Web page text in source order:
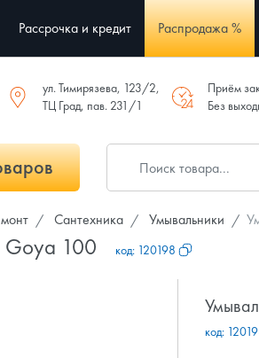
Рассрочка и кредит Распродажа %
ул. Тимирязева, 123/2,
ТЦ Град, пав. 231/1
Приём
Без
Сантехника Умывальники
Goya 100 код: 120198
код: